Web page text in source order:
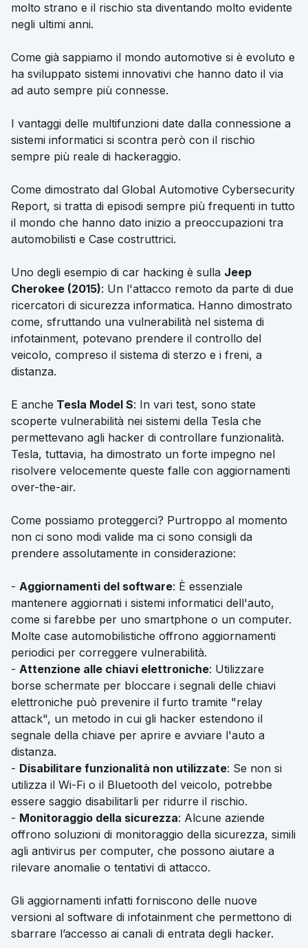
molto strano e il rischio sta diventando molto evidente
negli ultimi anni.
Come già sappiamo il mondo automotive si è evoluto e
ha sviluppato sistemi innovativi che hanno dato il via
ad auto sempre più connesse.
I vantaggi delle multifunzioni date dalla connessione a
sistemi informatici si scontra però con il rischio
sempre più reale di hackeraggio.
Come dimostrato dal Global Automotive Cybersecurity
Report, si tratta di episodi sempre più frequenti in tutto
il mondo che hanno dato inizio a preoccupazioni tra
automobilisti e Case costruttrici.
Uno degli esempio di car hacking è sulla Jeep
Cherokee (2015): Un l'attacco remoto da parte di due
ricercatori di sicurezza informatica. Hanno dimostrato
come, sfruttando una vulnerabilità nel sistema di
infotainment, potevano prendere il controllo del
veicolo, compreso il sistema di sterzo e i freni, a
distanza.
E anche Tesla Model S: In vari test, sono state
scoperte vulnerabilità nei sistemi della Tesla che
permettevano agli hacker di controllare funzionalità.
Tesla, tuttavia, ha dimostrato un forte impegno nel
risolvere velocemente queste falle con aggiornamenti
over-the-air.
Come possiamo proteggerci? Purtroppo al momento
non ci sono modi valide ma ci sono consigli da
prendere assolutamente in considerazione:
- Aggiornamenti del software: È essenziale
mantenere aggiornati i sistemi informatici dell'auto,
come si farebbe per uno smartphone o un computer.
Molte case automobilistiche offrono aggiornamenti
periodici per correggere vulnerabilità.
- Attenzione alle chiavi elettroniche: Utilizzare
borse schermate per bloccare i segnali delle chiavi
elettroniche può prevenire il furto tramite "relay
attack", un metodo in cui gli hacker estendono il
segnale della chiave per aprire e avviare l'auto a
distanza.
- Disabilitare funzionalità non utilizzate: Se non si
utilizza il Wi-Fi o il Bluetooth del veicolo, potrebbe
essere saggio disabilitarli per ridurre il rischio.
- Monitoraggio della sicurezza: Alcune aziende
offrono soluzioni di monitoraggio della sicurezza, simili
agli antivirus per computer, che possono aiutare a
rilevare anomalie o tentativi di attacco.
Gli aggiornamenti infatti forniscono delle nuove
versioni al software di infotainment che permettono di
sbarrare l’accesso ai canali di entrata degli hacker.